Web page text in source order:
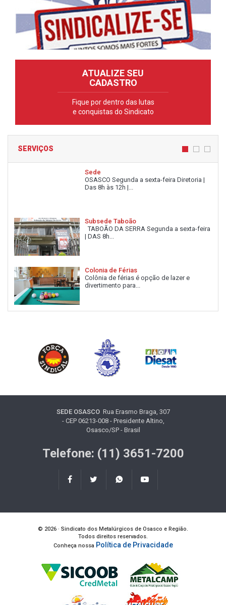
ATUALIZE SEU
CADASTRO
Fique por dentro das lutas
e conquistas do Sindicato
SERVIÇOS
Sede
OSASCO Segunda a sexta-feira Diretoria |
Das 8h às 12h |...
Subsede Taboão
TABOÃO DA SERRA Segunda a sexta-feira
| DAS 8h...
Colonia de Férias
Colônia de férias é opção de lazer e
divertimento para...
SEDE OSASCORua Erasmo Braga, 307
- CEP 06213-008 - Presidente Altino,
Osasco/SP - Brasil
Telefone: (11) 3651-7200
© 2026 · Sindicato dos Metalúrgicos de Osasco e Região.
Todos direitos reservados.
Conheça nossa Política de Privacidade